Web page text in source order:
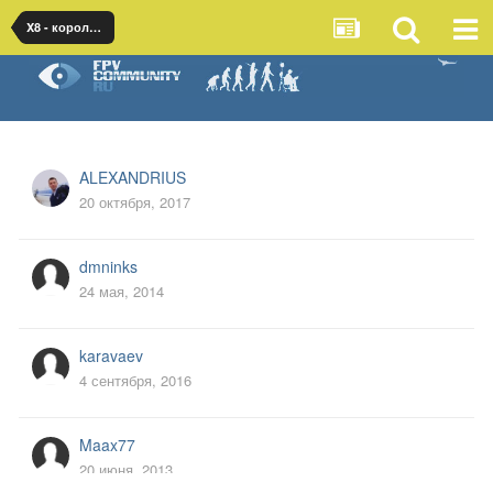
X8 - король летающих крыльев
ALEXANDRIUS
20 октября, 2017
dmninks
24 мая, 2014
karavaev
4 сентября, 2016
Maax77
20 июня, 2013